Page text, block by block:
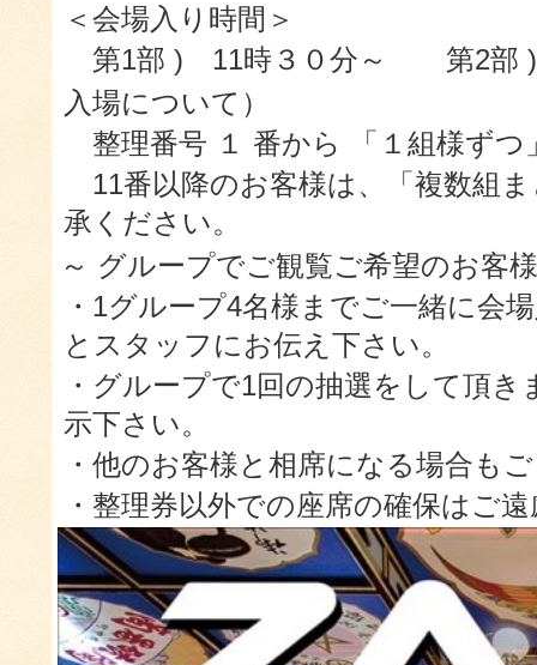
＜会場入り時間＞
第1部 ) 11時３０分～ 第2部
入場について）
整理番号 １ 番から 「１組様ずつ
11番以降のお客様は、「複数組
承ください。
～ グループでご観覧ご希望のお客
・1グループ4名様までご一緒に会
とスタッフにお伝え下さい。
・グループで1回の抽選をして頂
示下さい。
・他のお客様と相席になる場合も
・整理券以外での座席の確保はご